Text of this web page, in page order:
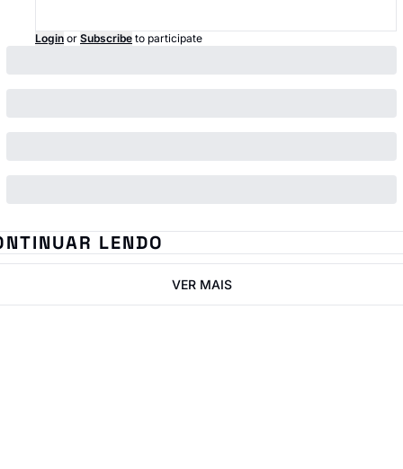
Login or Subscribe to participate
LENDO
VER MAIS